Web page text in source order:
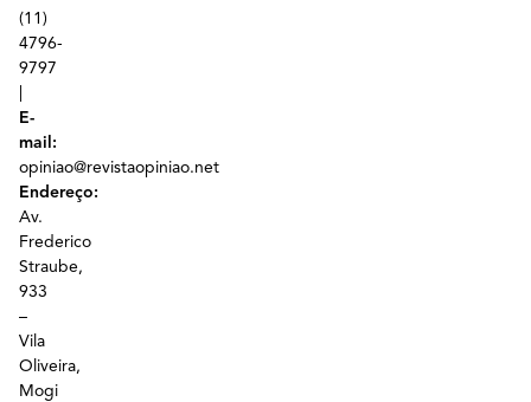
(11)
4796-
9797
E-
mail:
opiniao@revistaopiniao.net
Endereço:
Av.
Frederico
Straube,
933
–
Vila
Oliveira,
Mogi